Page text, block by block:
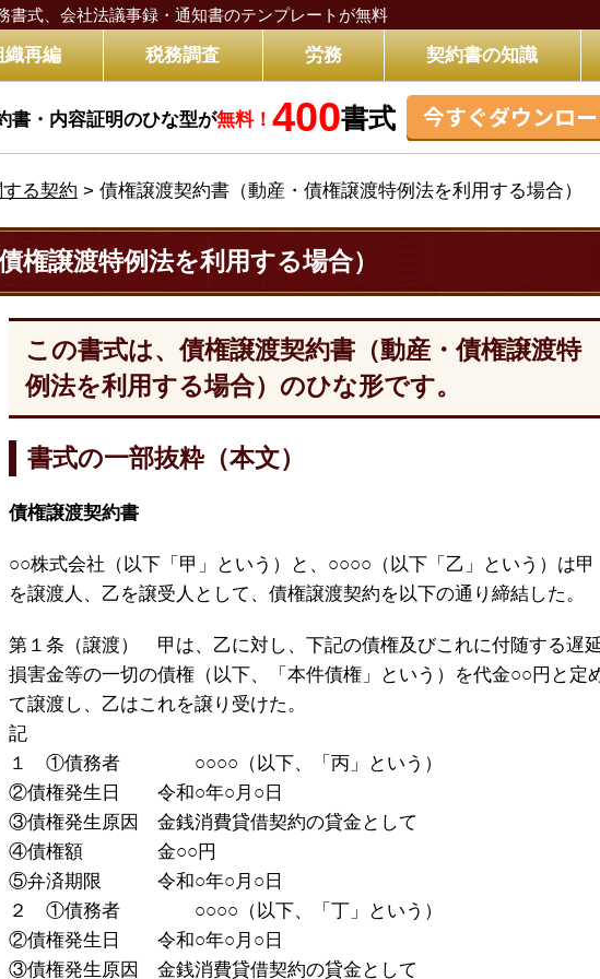
式、 会社法議事録・通知書のテンプレートが無料
織再編 税務調査 労務 契約書の知識
書・内容証明のひな型が無料！ 400書式 今すぐダウンロ
る契約 > 債権譲渡契約書（動産・債権譲渡特例法を利用する場合）
権譲渡特例法を利用する場合）
この書式は、債権譲渡契約書（動産・債権譲渡特
例法を利用する場合）のひな形です。
書式の一部抜粋（本文）
債権譲渡契約書
○○株式会社（以下「甲」という）と、○○○○（以下「乙」という）は甲
を譲渡人、乙を譲受人として、債権譲渡契約を以下の通り締結した。
第１条（譲渡） 甲は、乙に対し、下記の債権及びこれに付随する遅
損害金等の一切の債権（以下、「本件債権」という）を代金○○円と定
て譲渡し、乙はこれを譲り受けた。
記
１ ①債務者 ○○○○（以下、「丙」という）
②債権発生日 令和○年○月○日
③債権発生原因 金銭消費貸借契約の貸金として
④債権額 金○○円
⑤弁済期限 令和○年○月○日
２ ①債務者 ○○○○（以下、「丁」という）
②債権発生日 令和○年○月○日
③債権発生原因 金銭消費貸借契約の貸金として